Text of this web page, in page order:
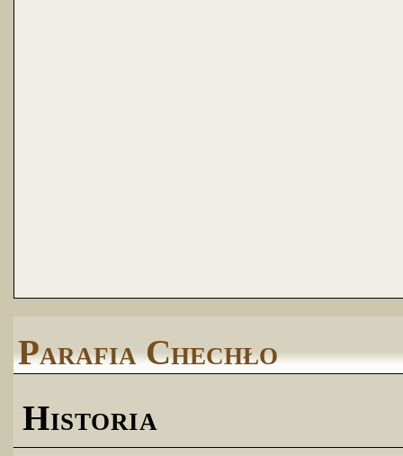
Parafia Chechło
Historia